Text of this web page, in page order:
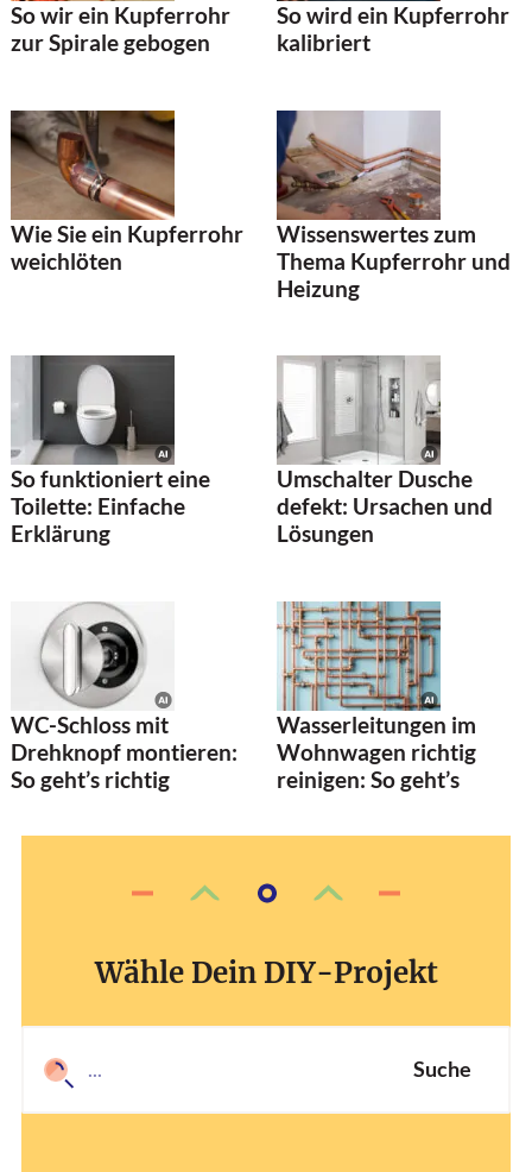
So wir ein Kupferrohr
zur Spirale gebogen
So wird ein Kupferrohr
kalibriert
Wie Sie ein Kupferrohr
weichlöten
Wissenswertes zum
Thema Kupferrohr und
Heizung
So funktioniert eine
Toilette: Einfache
Erklärung
Umschalter Dusche
defekt: Ursachen und
Lösungen
WC-Schloss mit
Drehknopf montieren:
So geht’s richtig
Wasserleitungen im
Wohnwagen richtig
reinigen: So geht’s
Wähle Dein DIY-Projekt
Suche